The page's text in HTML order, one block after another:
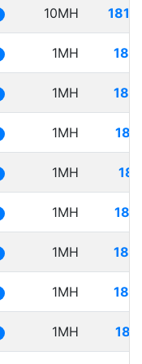
10MH
1MH
1MH
1MH
1MH
1MH
1MH
1MH
1MH